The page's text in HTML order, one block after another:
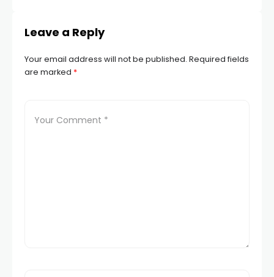
Leave a Reply
Your email address will not be published. Required fields
are marked *